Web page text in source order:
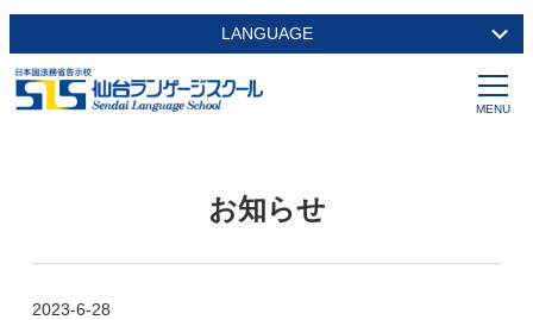
LANGUAGE
お知らせ
2023-6-28